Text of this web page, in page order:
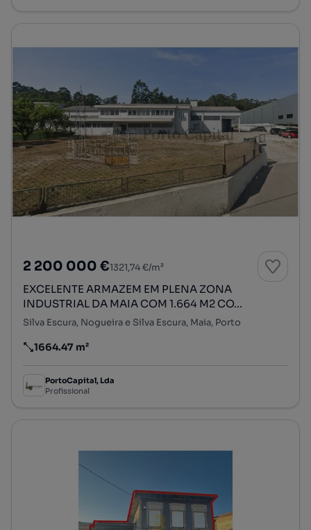
2 200 000 €1321,74 €/m²
EXCELENTE ARMAZEM EM PLENA ZONA
INDUSTRIAL DA MAIA COM 1.664 M2 CO...
Silva Escura, Nogueira e Silva Escura, Maia, Porto
Preço por metro quadrado
1664.47 m²
PortoCapital, Lda
Profissional